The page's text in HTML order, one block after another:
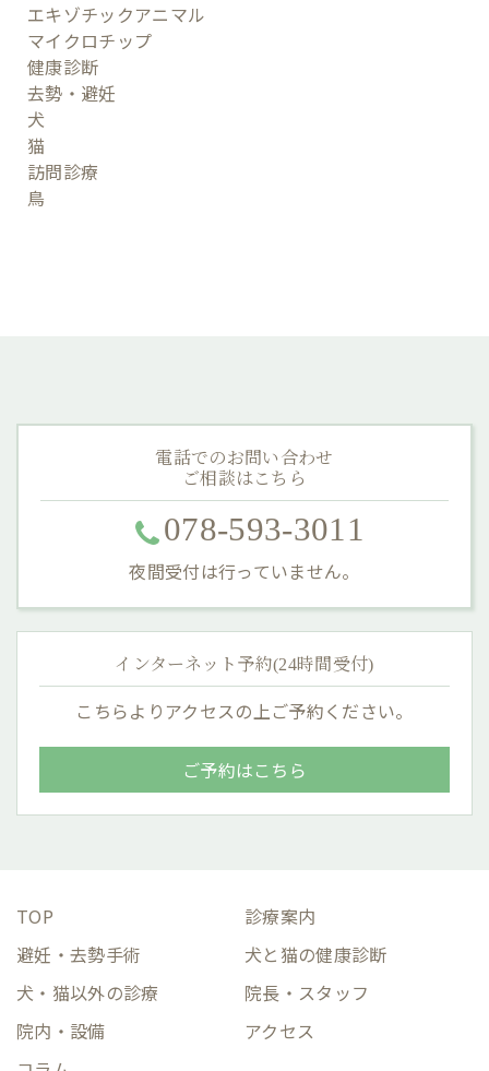
エキゾチックアニマル
マイクロチップ
健康診断
去勢・避妊
犬
猫
訪問診療
鳥
電話でのお問い合わせ
ご相談はこちら
078-593-3011
夜間受付は行っていません。
インターネット予約(24時間受付)
こちらよりアクセスの上ご予約ください。
ご予約はこちら
TOP
診療案内
避妊・去勢手術
犬と猫の健康診断
犬・猫以外の診療
院長・スタッフ
院内・設備
アクセス